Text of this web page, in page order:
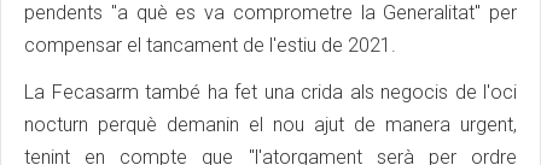
pendents "a què es va comprometre la Generalitat" per
compensar el tancament de l'estiu de 2021.
La Fecasarm també ha fet una crida als negocis de l'oci
nocturn perquè demanin el nou ajut de manera urgent,
tenint en compte que "l'atorgament serà per ordre